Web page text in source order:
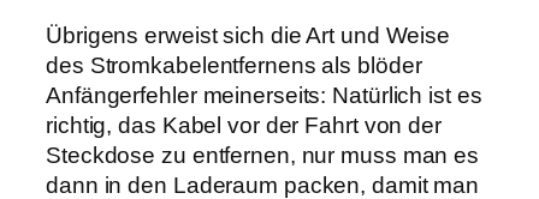
Übrigens erweist sich die Art und Weise
des Stromkabelentfernens als blöder
Anfängerfehler meinerseits: Natürlich ist es
richtig, das Kabel vor der Fahrt von der
Steckdose zu entfernen, nur muss man es
dann in den Laderaum packen, damit man